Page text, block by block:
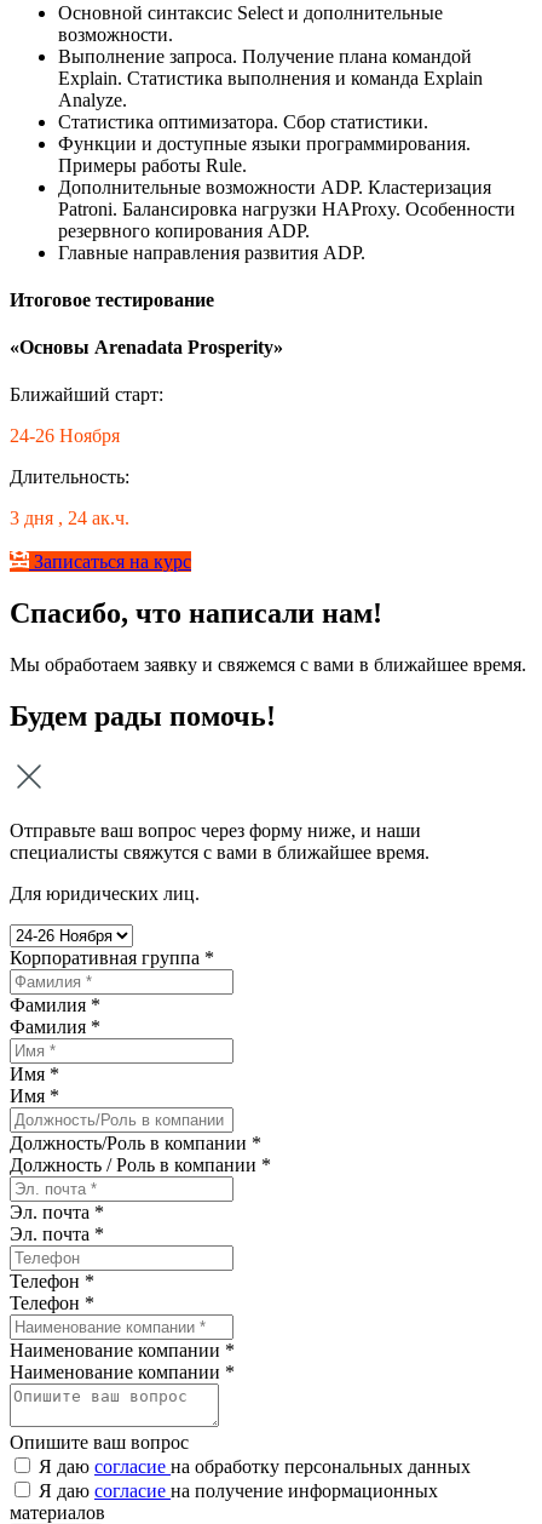
Основной синтаксис Select и дополнительные
возможности.
Выполнение запроса. Получение плана командой
Explain. Статистика выполнения и команда Explain
Analyze.
Статистика оптимизатора. Сбор статистики.
Функции и доступные языки программирования.
Примеры работы Rule.
Дополнительные возможности ADP. Кластеризация
Patroni. Балансировка нагрузки HAProxy. Особенности
резервного копирования ADP.
Главные направления развития ADP.
Итоговое тестирование
«Основы Arenadata Prosperity»
Ближайший старт:
24-26 Ноября
Длительность:
3 дня , 24 ак.ч.
Записаться на курс
Спасибо, что написали нам!
Мы обработаем заявку и свяжемся с вами в ближайшее время.
Будем рады помочь!
Отправьте ваш вопрос через форму ниже, и наши
специалисты свяжутся с вами в ближайшее время.
Для юридических лиц.
Корпоративная группа *
Фамилия *
Фамилия *
Имя *
Имя *
Должность/Роль в компании *
Должность / Роль в компании *
Эл. почта *
Эл. почта *
Телефон *
Телефон *
Наименование компании *
Наименование компании *
Опишите ваш вопрос
Я даю согласие на обработку персональных данных
Я даю согласие на получение информационных
материалов